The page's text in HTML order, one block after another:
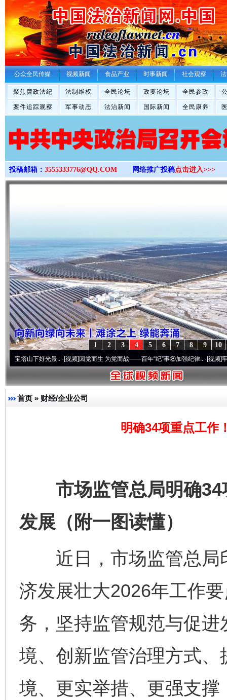
>
公众全民传媒 视频新闻 食品产业 时事新闻 社会观察
聚焦廉政法纪 法制维权 全民论坛 政要论坛 全民参政
案件追踪观察 军事动态 法治新闻 国际新闻 全民康养
投稿邮箱： 3555333776@QQ.COM 网络推广投稿点击进入>>>
10
9
8
7
6
5
4
3
2
1
·[视频]因党而生 为党而战——百年“纪”事⑧加强纪律..·[视频]牢记初心使命 奋进
首页 » 财经/企业公司
明确34项重点工作
市场监管总局明确34
发展（附一图读懂）
近日，市场监管总局
济发展壮大2026年工作
务，坚持监管规范与促
境、创新监管治理方式
境、更实举措、更强支